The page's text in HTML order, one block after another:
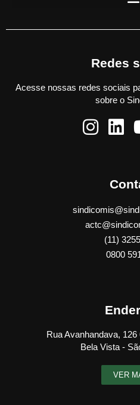
Redes
Acesse nossas redes sociais
sobre o
(11)
0800
Rua Avanhandava, 126
Bela Vista -
VER